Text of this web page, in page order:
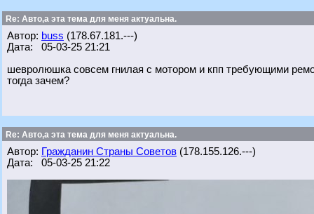
Re: Авто,а эта тема для меня актуальна.
Автор: buss (178.67.181.---)
Дата: 05-03-25 21:21
шевролюшка совсем гнилая с мотором и кпп требующими
тогда зачем?
Re: Авто,а эта тема для меня актуальна.
Автор: Гражданин Страны Советов (178.155.126.---)
Дата: 05-03-25 21:22